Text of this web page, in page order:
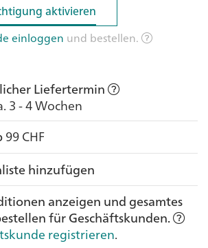
aktivieren
aktivieren
einloggen und bestellen.
Liefertermin
3 - 4 Wochen
99 CHF
hinzufügen
anzeigen und gesamtes
für Geschäftskunden.
registrieren.